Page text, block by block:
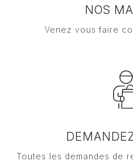
NOS
Venez vous faire
Toutes les demandes de